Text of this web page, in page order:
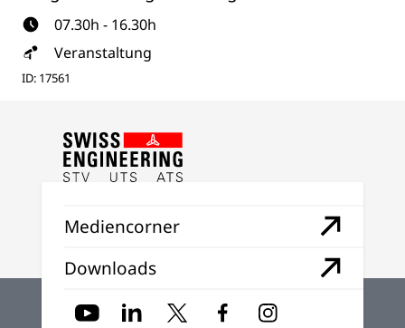
07.30h - 16.30h
Veranstaltung
ID: 17561
Mediencorner
Downloads